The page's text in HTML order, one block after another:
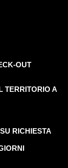
OUT
TERRITORIO A
RICHIESTA